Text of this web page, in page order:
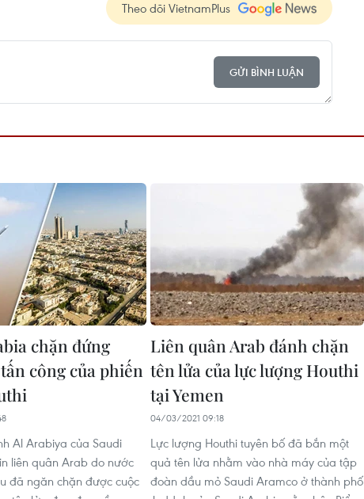
Theo dõi VietnamPlus
GỬI BÌNH LUẬN
chặn đứng
công của phiến
Al Arabiya của Saudi
liên quân Arab do nước
đã ngăn chặn được cuộc
Liên quân Arab đánh chặn
tên lửa của lực lượng Houthi
tại Yemen
04/03/2021 09:18
Lực lượng Houthi tuyên bố đã bắn một
quả tên lửa nhằm vào nhà máy của tập
đoàn dầu mỏ Saudi Aramco ở thành phố